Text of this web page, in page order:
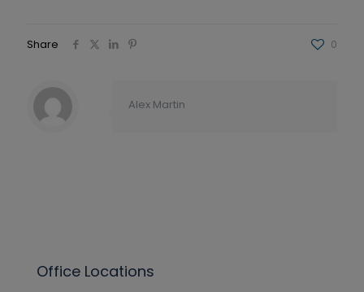
Share 0
Alex Martin
Office Locations